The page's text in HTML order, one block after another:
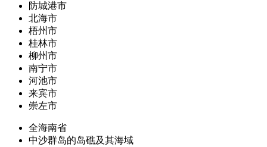
防城港市
北海市
梧州市
桂林市
柳州市
南宁市
河池市
来宾市
崇左市
全海南省
中沙群岛的岛礁及其海域